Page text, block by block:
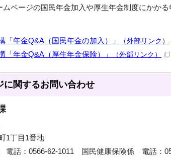
ムページの国民年金加入や厚生年金制度にかか
「年金Q&A（国民年金の加入）」 （外部リンク）
「年金Q&A（厚生年金保険）」 （外部リンク）
に関するお問い合わせ
1丁目1番地
電話：0566-62-1011 国民健康保険係 電話：